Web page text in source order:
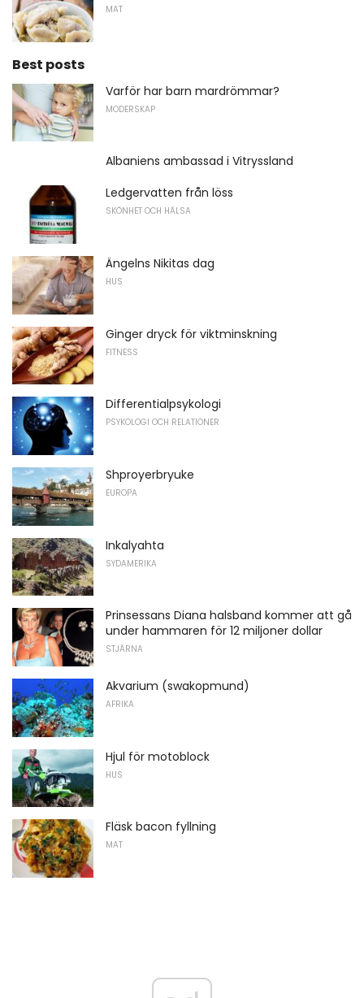
MAT
Best posts
Varför har barn mardrömmar?
MODERSKAP
Albaniens ambassad i Vitryssland
Ledgervatten från löss
SKÖNHET OCH HÄLSA
Ängelns Nikitas dag
HUS
Ginger dryck för viktminskning
FITNESS
Differentialpsykologi
PSYKOLOGI OCH RELATIONER
Shproyerbryuke
EUROPA
Inkalyahta
SYDAMERIKA
Prinsessans Diana halsband kommer att gå
under hammaren för 12 miljoner dollar
STJÄRNA
Akvarium (swakopmund)
AFRIKA
Hjul för motoblock
HUS
Fläsk bacon fyllning
MAT